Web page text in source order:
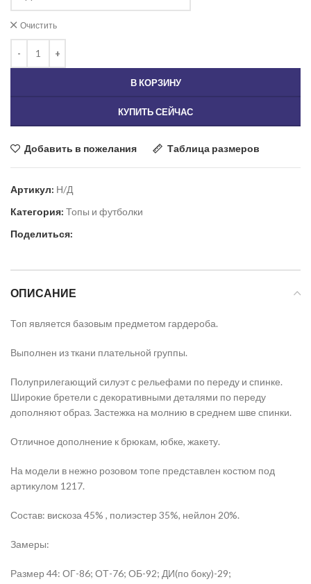
Очистить
В КОРЗИНУ
КУПИТЬ СЕЙЧАС
Добавить в пожелания Таблица размеров
Артикул: Н/Д
Категория: Топы и футболки
Поделиться:
ОПИСАНИЕ
Топ является базовым предметом гардероба.
Выполнен из ткани плательной группы.
Полуприлегающий силуэт с рельефами по переду и спинке.
Широкие бретели с декоративными деталями по переду
дополняют образ. Застежка на молнию в среднем шве спинки.
Отличное дополнение к брюкам, юбке, жакету.
На модели в нежно розовом топе представлен костюм под
артикулом 1217.
Состав: вискоза 45% , полиэстер 35%, нейлон 20%.
Замеры:
Размер 44: ОГ-86; ОТ-76; ОБ-92; ДИ(по боку)-29;